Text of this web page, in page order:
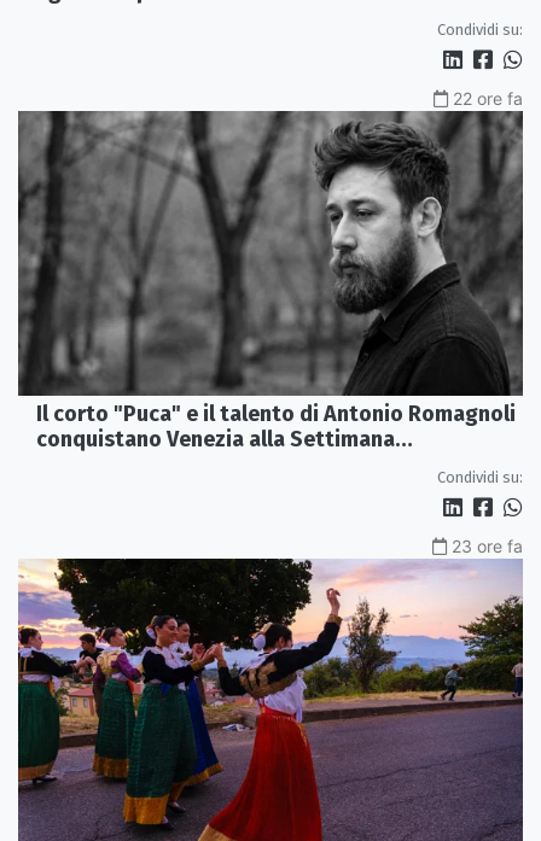
Condividi su:
22 ore fa
Il corto "Puca" e il talento di Antonio Romagnoli
conquistano Venezia alla Settimana
Condividi su:
23 ore fa